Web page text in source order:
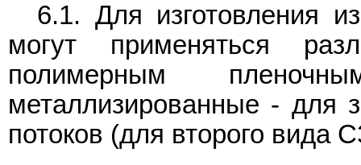
6.1. Для изготовления
могут применяться
полимерным
металлизированные - для
потоков (для второго вида